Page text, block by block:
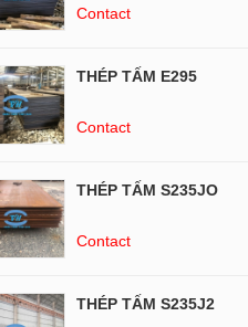
Contact
THÉP TẤM E295
Contact
THÉP TẤM S235JO
Contact
THÉP TẤM S235J2